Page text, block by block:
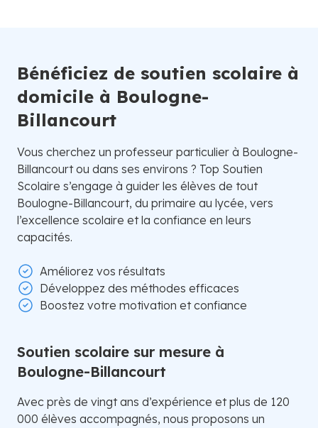
Bénéficiez de soutien scolaire à
domicile à Boulogne-
Billancourt
Vous cherchez un professeur particulier à Boulogne-
Billancourt ou dans ses environs ? Top Soutien
Scolaire s’engage à guider les élèves de tout
Boulogne-Billancourt, du primaire au lycée, vers
l’excellence scolaire et la confiance en leurs
capacités.
Améliorez vos résultats
Développez des méthodes efficaces
Boostez votre motivation et confiance
Soutien scolaire sur mesure à
Boulogne-Billancourt
Avec près de vingt ans d’expérience et plus de 120
000 élèves accompagnés, nous proposons un